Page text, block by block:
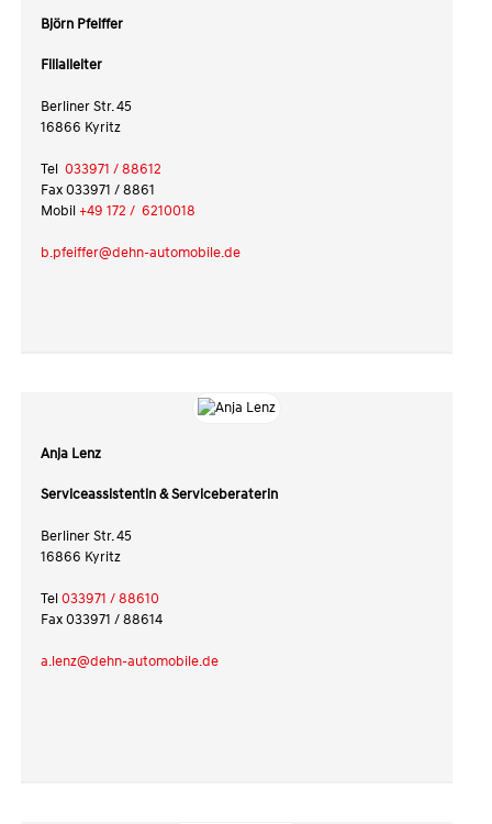
Björn Pfeiffer
Filialleiter
Berliner Str. 45
16866 Kyritz
Tel033971 / 88612
Fax 033971 / 8861
Mobil +49 172 / 6210018
b.pfeiffer@dehn-automobile.de
Anja Lenz
Serviceassistentin &Serviceberaterin
Berliner Str. 45
16866 Kyritz
Tel033971 / 88610
Fax 033971 / 88614
a.lenz@dehn-automobile.de